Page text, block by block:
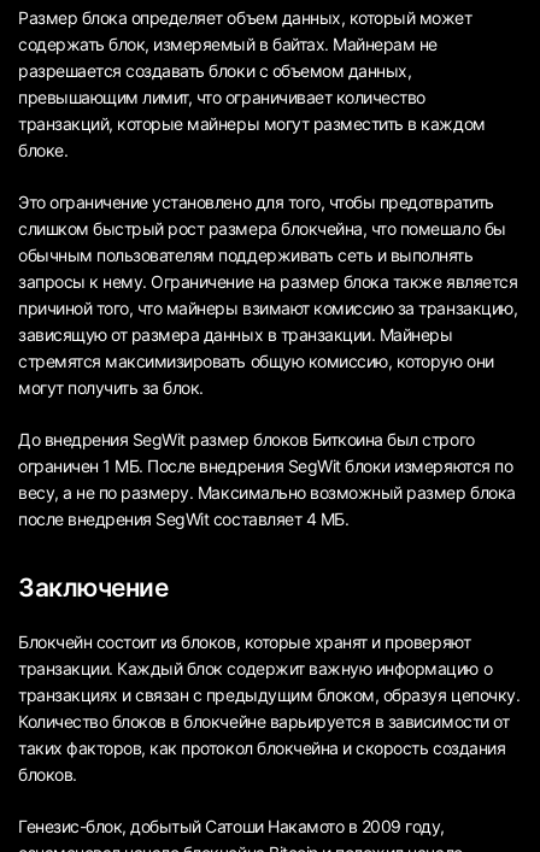
Размер блока определяет объем данных, который может
содержать блок, измеряемый в байтах. Майнерам не
разрешается создавать блоки с объемом данных,
превышающим лимит, что ограничивает количество
транзакций, которые майнеры могут разместить в каждом
блоке.
Это ограничение установлено для того, чтобы предотвратить
слишком быстрый рост размера блокчейна, что помешало бы
обычным пользователям поддерживать сеть и выполнять
запросы к нему. Ограничение на размер блока также является
причиной того, что майнеры взимают комиссию за транзакцию,
зависящую от размера данных в транзакции. Майнеры
стремятся максимизировать общую комиссию, которую они
могут получить за блок.
До внедрения SegWit размер блоков Биткоина был строго
ограничен 1 МБ. После внедрения SegWit блоки измеряются по
весу, а не по размеру. Максимально возможный размер блока
после внедрения SegWit составляет 4 МБ.
Заключение
Блокчейн состоит из блоков, которые хранят и проверяют
транзакции. Каждый блок содержит важную информацию о
транзакциях и связан с предыдущим блоком, образуя цепочку.
Количество блоков в блокчейне варьируется в зависимости от
таких факторов, как протокол блокчейна и скорость создания
блоков.
Генезис-блок, добытый Сатоши Накамото в 2009 году,